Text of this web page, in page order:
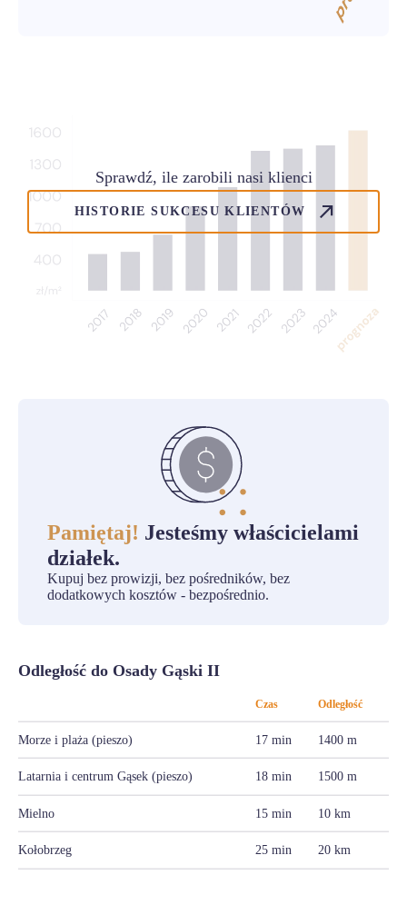
Sprawdź, ile zarobili nasi klienci
HISTORIE SUKCESU KLIENTÓW
Pamiętaj! Jesteśmy właścicielami
działek.
Kupuj bez prowizji, bez pośredników, bez
dodatkowych kosztów - bezpośrednio.
Odległość do Osady Gąski II
Czas Odległość
Morze i plaża (pieszo) 17 min 1400 m
Latarnia i centrum Gąsek (pieszo) 18 min 1500 m
Mielno 15 min 10 km
Kołobrzeg 25 min 20 km